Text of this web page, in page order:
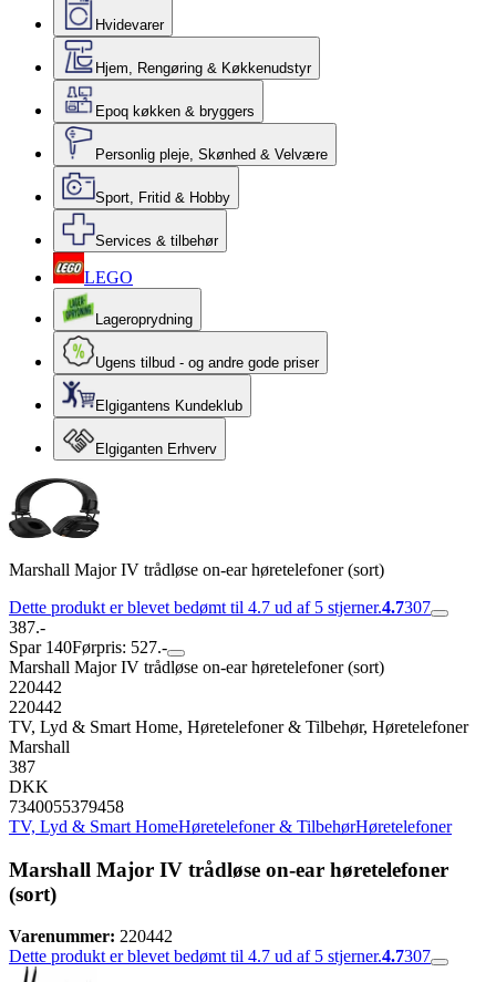
Hvidevarer
Hjem, Rengøring & Køkkenudstyr
Epoq køkken & bryggers
Personlig pleje, Skønhed & Velvære
Sport, Fritid & Hobby
Services & tilbehør
LEGO
Lageroprydning
Ugens tilbud - og andre gode priser
Elgigantens Kundeklub
Elgiganten Erhverv
Marshall Major IV trådløse on-ear høretelefoner (sort)
Dette produkt er blevet bedømt til 4.7 ud af 5 stjerner.4.7307
387.-
Spar 140Førpris: 527.-
Marshall Major IV trådløse on-ear høretelefoner (sort)
220442
220442
TV, Lyd & Smart Home, Høretelefoner & Tilbehør, Høretelefoner
Marshall
387
DKK
7340055379458
TV, Lyd & Smart HomeHøretelefoner & TilbehørHøretelefoner
Marshall Major IV trådløse on-ear høretelefoner
(sort)
Varenummer: 220442
Dette produkt er blevet bedømt til 4.7 ud af 5 stjerner.4.7307